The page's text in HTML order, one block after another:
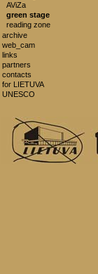
AViZa
green stage
reading zone
archive
web_cam
links
partners
contacts
for LIETUVA
UNESCO